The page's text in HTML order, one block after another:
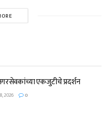
एकजुटीचे प्रदर्शन
2026 0